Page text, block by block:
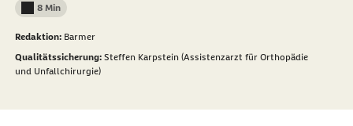
Lesedauer weniger als
8 Min
Redaktion: Barmer
Qualitätssicherung: Steffen Karpstein (Assistenzarzt für Orthopädie
und Unfallchirurgie)